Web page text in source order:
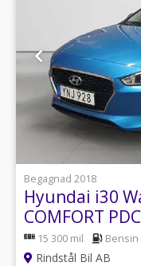
Begagnad 2018
Hyundai i30
COMFORT
15 300 mil Bensin
Rindstål Bil AB